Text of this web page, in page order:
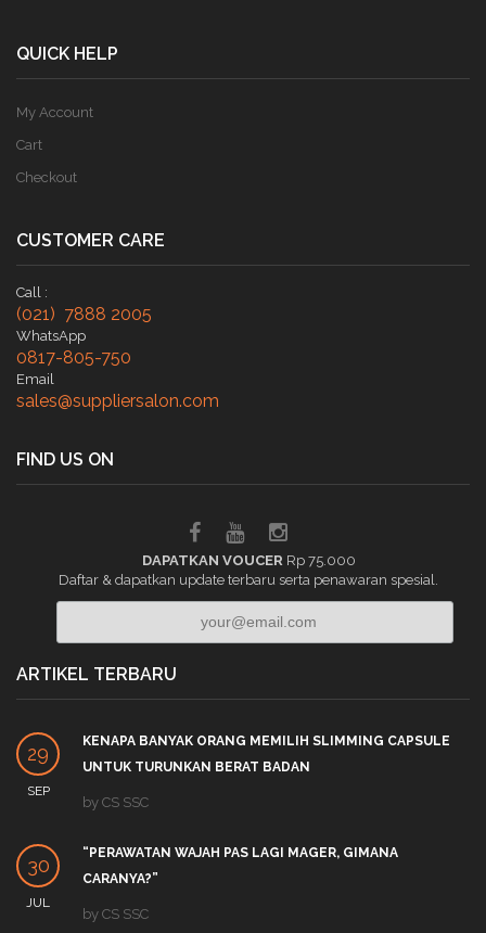
QUICK HELP
My Account
Cart
Checkout
CUSTOMER CARE
Call :
(021) 7888 2005
WhatsApp
0817-805-750
Email
sales@suppliersalon.com
FIND US ON
DAPATKAN VOUCER Rp 75.000
Daftar & dapatkan update terbaru serta penawaran spesial.
ARTIKEL TERBARU
29
SEP
KENAPA BANYAK ORANG MEMILIH SLIMMING CAPSULE
UNTUK TURUNKAN BERAT BADAN
by CS SSC
30
JUL
“PERAWATAN WAJAH PAS LAGI MAGER, GIMANA
CARANYA?”
by CS SSC